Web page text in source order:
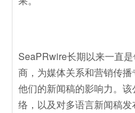
SeaPRwire长期以来一直
商，为媒体关系和营销传
他们的新闻稿的影响力。
络，以及对多语言新闻稿